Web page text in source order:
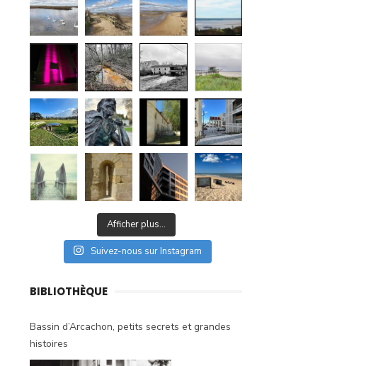
Afficher plus...
Suivez-nous sur Instagram
BIBLIOTHÈQUE
Bassin d’Arcachon, petits secrets et grandes
histoires